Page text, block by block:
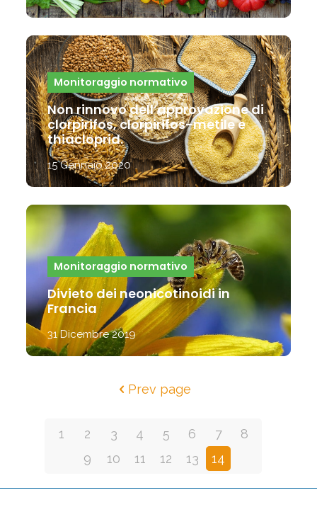
Monitoraggio normativo
Non rinnovo dell’approvazione di
clorpirifos, clorpirifos-metile e
thiacloprid.
15 Gennaio 2020
Monitoraggio normativo
Divieto dei neonicotinoidi in
Francia
31 Dicembre 2019
Prev page
1 2 3 4 5 6 7
8
9
10 11 12 13 14